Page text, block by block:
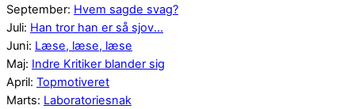
September: Hvem sagde svag?
Juli: Han tror han er så sjov...
Juni: Læse, læse, læse
Maj: Indre Kritiker blander sig
April: Topmotiveret
Marts: Laboratoriesnak